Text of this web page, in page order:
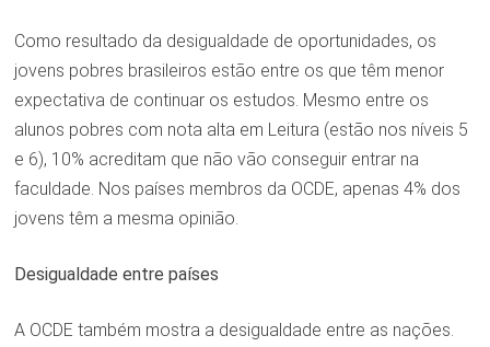
Como resultado da desigualdade de oportunidades, os
jovens pobres brasileiros estão entre os que têm menor
expectativa de continuar os estudos. Mesmo entre os
alunos pobres com nota alta em Leitura (estão nos níveis 5
e 6), 10% acreditam que não vão conseguir entrar na
faculdade. Nos países membros da OCDE, apenas 4% dos
jovens têm a mesma opinião.
Desigualdade entre países
A OCDE também mostra a desigualdade entre as nações.